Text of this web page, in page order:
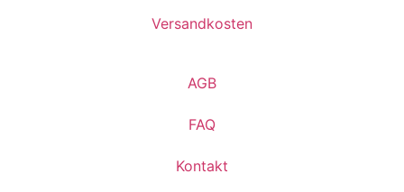
Versandkosten
AGB
FAQ
Kontakt